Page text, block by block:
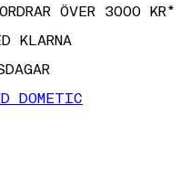
KLARNA
DOMETIC